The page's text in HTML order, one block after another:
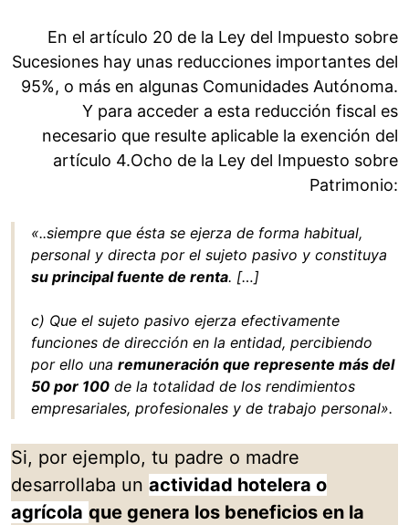
En el artículo 20 de la Ley del Impuesto sobre
Sucesiones hay unas reducciones importantes del
95%, o más en algunas Comunidades Autónoma.
Y para acceder a esta reducción fiscal es
necesario que resulte aplicable la exención del
artículo 4.Ocho de la Ley del Impuesto sobre
Patrimonio:
«..siempre que ésta se ejerza de forma habitual,
personal y directa por el sujeto pasivo y constituya
su principal fuente de renta. […]
c) Que el sujeto pasivo ejerza efectivamente
funciones de dirección en la entidad, percibiendo
por ello una remuneración que represente más del
50 por 100 de la totalidad de los rendimientos
empresariales, profesionales y de trabajo personal».
Si, por ejemplo, tu padre o madre
desarrollaba un actividad hotelera o
agrícola que genera los beneficios en la